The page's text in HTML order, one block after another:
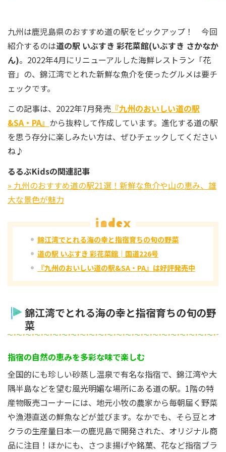
九州は鹿児島県のおすすめ道の駅をピックアップ！ 今回
紹介するのは道の駅 いぶすき 彩花菜館(いぶすき さかなか
ん)。2022年4月にリニューアルした海鮮レストラン「花
音」の、錦江湾でとれた新鮮な魚介を使ったグルメは要チ
ェックです。
この記事は、2022年7月発売 『九州のおいしい道の駅
&SA・PA』 から抜粋して作成しています。進化する道の駅
を思う存分に楽しみたい方は、ぜひチェックしてください
ね♪
るるぶKidsの関連記事
» 九州のおすすめ道の駅21選！新鮮な魚介や山の恵み、雄
大な景色が魅力
錦江湾でとれる海の幸と指宿育ちの旬の野菜
道の駅 いぶすき 彩花菜館│国道226号
『九州のおいしい道の駅&SA・PA』は好評発売中
錦江湾でとれる海の幸と指宿育ちの旬の野
菜
指宿の自然の恵みを多彩な味で楽しむ
全国的にも珍しい砂蒸し温泉で有名な指宿で、錦江湾や大
隅半島などを望む風光明媚な場所にある道の駅。1階の特
産物販売コーナーには、地元小牧の農家から毎朝届く野菜
や漁港直送の鮮魚などが並びます。なかでも、そら豆とオ
クラの生産量日本一の鹿児島で開発された、オリジナル商
品に注目！ほかにも、さつま揚げや銘菓、花など指宿ブラ